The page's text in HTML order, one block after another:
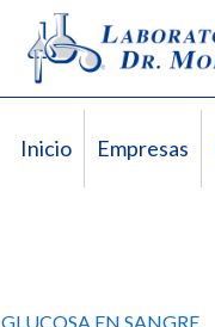
Inicio Empresas
GLUCOSA EN SANGRE